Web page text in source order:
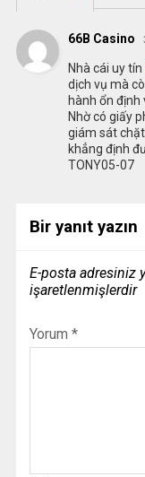
66B Casino
Nhà cái uy tín
dịch vụ mà
hành ổn định
Nhờ có giấy
giám sát
khẳng định
TONY05-07
Bir yanıt yazın
E-posta adresiniz
işaretlenmişlerdir
Yorum *